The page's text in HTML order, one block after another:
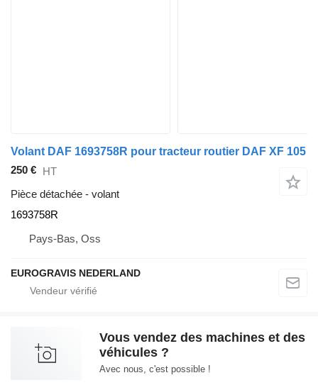
Volant DAF 1693758R pour tracteur routier DAF XF 105
250 € HT
Pièce détachée - volant
1693758R
Pays-Bas, Oss
EUROGRAVIS NEDERLAND
Vous vendez des machines et des
véhicules ?
Avec nous, c'est possible !